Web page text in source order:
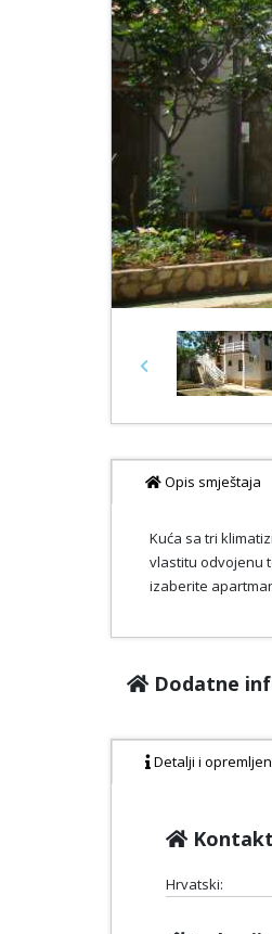
Previous
Opis smještaja
Kuća sa tri
vlastitu odvojenu
izaberite
Dodatne
Detalji i
Hrvatski: